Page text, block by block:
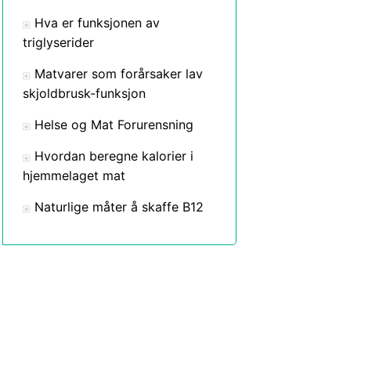
Hva er funksjonen av
triglyserider
Matvarer som forårsaker lav
skjoldbrusk-funksjon
Helse og Mat Forurensning
Hvordan beregne kalorier i
hjemmelaget mat
Naturlige måter å skaffe B12